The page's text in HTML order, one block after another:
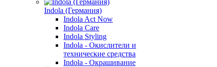
Indola (Германия)
Indola Act Now
Indola Care
Indola Styling
Indola - Окислители и
технические средства
Indola - Окрашивание